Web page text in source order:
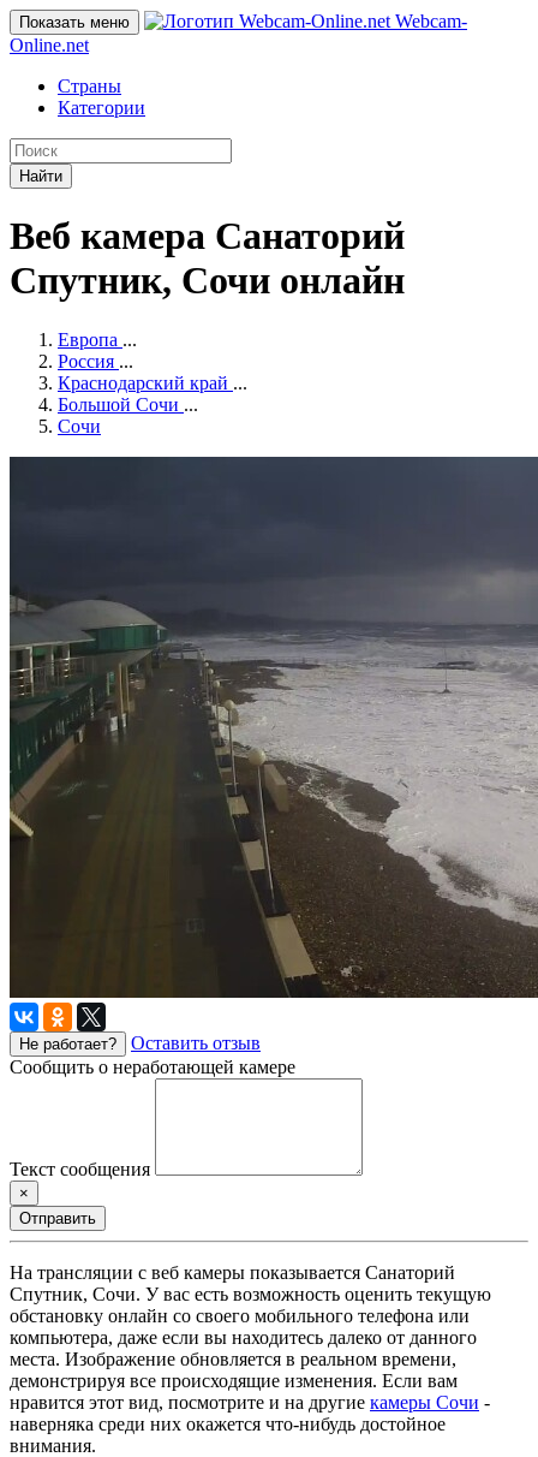
Показать меню
Webcam-
Online.net
Страны
Категории
Найти
Веб камера Санаторий
Спутник, Сочи онлайн
Европа ...
Россия ...
Краснодарский край ...
Большой Сочи ...
Сочи
Не работает?
Оставить отзыв
Сообщить о неработающей камере
Текст сообщения
×
Отправить
На трансляции с веб камеры показывается Санаторий
Спутник, Сочи. У вас есть возможность оценить текущую
обстановку онлайн со своего мобильного телефона или
компьютера, даже если вы находитесь далеко от данного
места. Изображение обновляется в реальном времени,
демонстрируя все происходящие изменения. Если вам
нравится этот вид, посмотрите и на другие камеры Сочи -
наверняка среди них окажется что-нибудь достойное
внимания.